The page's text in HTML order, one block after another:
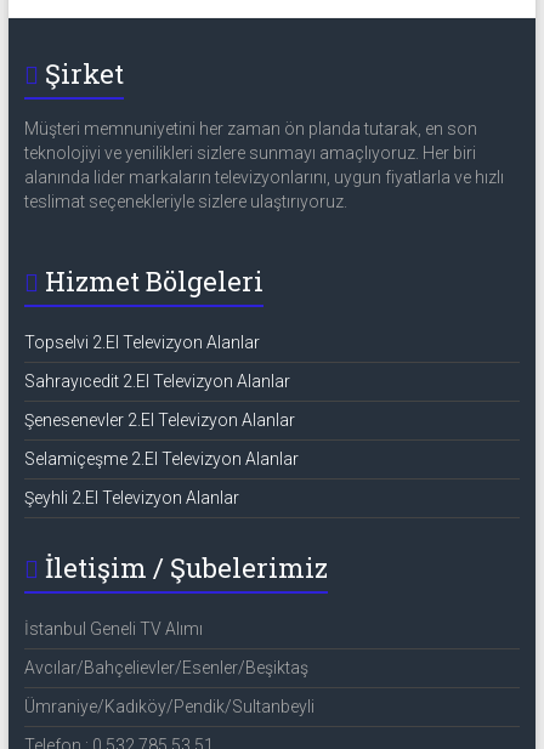
Şirket
Müşteri memnuniyetini her zaman ön planda tutarak, en son
teknolojiyi ve yenilikleri sizlere sunmayı amaçlıyoruz. Her biri
alanında lider markaların televizyonlarını, uygun fiyatlarla ve hızlı
teslimat seçenekleriyle sizlere ulaştırıyoruz.
Hizmet Bölgeleri
Topselvi 2.El Televizyon Alanlar
Sahrayıcedit 2.El Televizyon Alanlar
Şenesenevler 2.El Televizyon Alanlar
Selamiçeşme 2.El Televizyon Alanlar
Şeyhli 2.El Televizyon Alanlar
İletişim / Şubelerimiz
İstanbul Geneli TV Alımı
Avcılar/Bahçelievler/Esenler/Beşiktaş
Ümraniye/Kadıköy/Pendik/Sultanbeyli